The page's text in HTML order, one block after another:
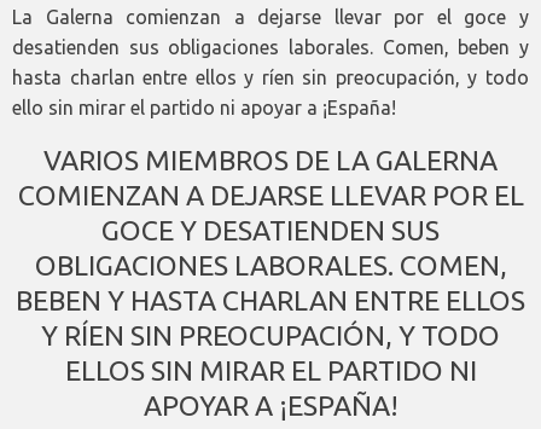
La Galerna comienzan a dejarse llevar por el goce y
desatienden sus obligaciones laborales. Comen, beben y
hasta charlan entre ellos y ríen sin preocupación, y todo
ello sin mirar el partido ni apoyar a ¡España!
VARIOS MIEMBROS DE LA GALERNA
COMIENZAN A DEJARSE LLEVAR POR EL
GOCE Y DESATIENDEN SUS
OBLIGACIONES LABORALES. COMEN,
BEBEN Y HASTA CHARLAN ENTRE ELLOS
Y RÍEN SIN PREOCUPACIÓN, Y TODO
ELLOS SIN MIRAR EL PARTIDO NI
APOYAR A ¡ESPAÑA!